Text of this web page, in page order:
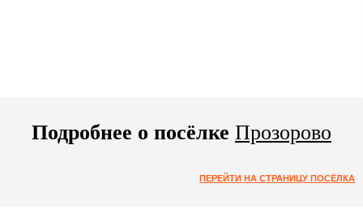
Подробнее о посёлке Прозорово
ПЕРЕЙТИ НА СТРАНИЦУ ПОСЁЛКА